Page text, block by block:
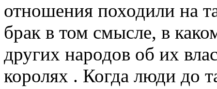
отношения походили на
брак в том смысле, в
других народов об их
королях . Когда люди до